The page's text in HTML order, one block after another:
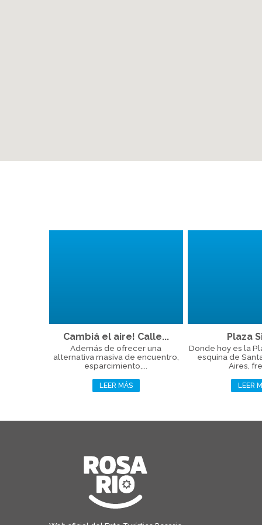
Cambiá el aire! Calle...
Además de ofrecer una
alternativa masiva de encuentro,
esparcimiento,...
LEER MÁS
Plaza
Donde hoy es la
esquina de
Aires,
LEER